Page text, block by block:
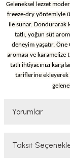
Geleneksel lezzet
freeze-dry yöntemiyle
ile sunar. Dondurarak
tatlı, yoğun süt
deneyim yaşatır. Öne
aroması ve karamelize
tatlı ihtiyacınızı
tariflerine ekleyerek
Yorumlar
Taksit